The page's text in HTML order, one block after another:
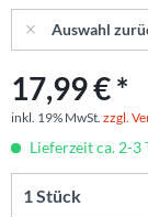
Auswahl
17,99 € *
inkl. 19% MwSt. zzgl.
Lieferzeit ca. 2-3